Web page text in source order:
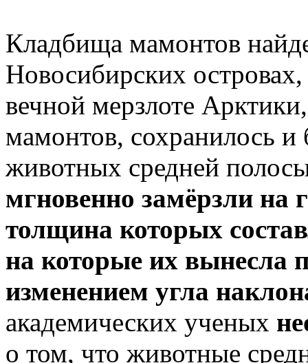
Кладбища мамонтов
Новосибирских
вечной мерзлоте
мамонтов, сохранилось и
животных средней
мгновенно замёрзли на
толщина которых
на которые их вынесла
изменением угла
академических ученых
о том, что животные